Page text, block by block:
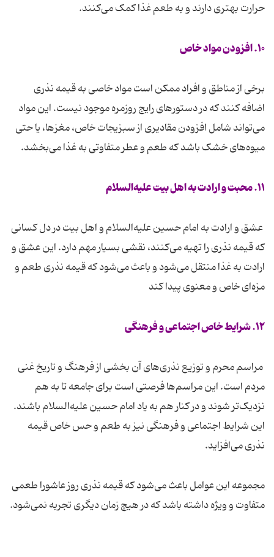
حرارت بهتری دارند و به طعم غذا کمک می‌کنند.
۱۰. افزودن مواد خاص
برخی از مناطق و افراد ممکن است مواد خاصی به قیمه نذری
اضافه کنند که در دستورهای رایج روزمره موجود نیست. این مواد
می‌تواند شامل افزودن مقادیری از سبزیجات خاص، مغزها، یا حتی
میوه‌های خشک باشد که طعم و عطر متفاوتی به غذا می‌بخشد.
۱۱. محبت و ارادت به اهل بیت علیه‌السلام
عشق و ارادت به امام حسین علیه‌السلام و اهل بیت در دل کسانی
که قیمه نذری را تهیه می‌کنند، نقشی بسیار مهم دارد. این عشق و
ارادت به غذا منتقل می‌شود و باعث می‌شود که قیمه نذری طعم و
مزه‌ای خاص و معنوی پیدا کند
۱۲. شرایط خاص اجتماعی و فرهنگی
مراسم محرم و توزیع نذری‌های آن بخشی از فرهنگ و تاریخ غنی
مردم است. این مراسم‌ها فرصتی است برای جامعه تا به هم
نزدیک‌تر شوند و در کنار هم به یاد امام حسین علیه‌السلام باشند.
این شرایط اجتماعی و فرهنگی نیز به طعم و حس خاص قیمه
نذری می‌افزاید.
مجموعه این عوامل باعث می‌شود که قیمه نذری روز عاشورا طعمی
متفاوت و ویژه داشته باشد که در هیچ زمان دیگری تجربه نمی‌شود.